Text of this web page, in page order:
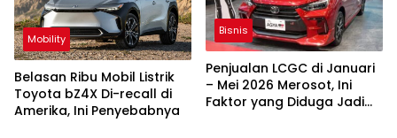
Mobility
Belasan Ribu Mobil Listrik
Toyota bZ4X Di-recall di
Amerika, Ini Penyebabnya
Bisnis
Penjualan LCGC di Januari
– Mei 2026 Merosot, Ini
Faktor yang Diduga Jadi